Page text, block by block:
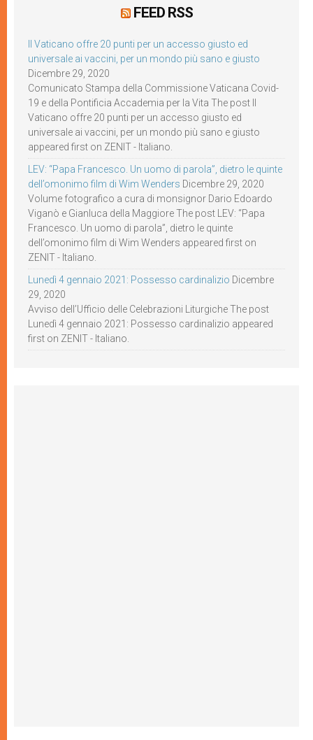
FEED RSS
Il Vaticano offre 20 punti per un accesso giusto ed
universale ai vaccini, per un mondo più sano e giusto
Dicembre 29, 2020
Comunicato Stampa della Commissione Vaticana Covid-
19 e della Pontificia Accademia per la Vita The post Il
Vaticano offre 20 punti per un accesso giusto ed
universale ai vaccini, per un mondo più sano e giusto
appeared first on ZENIT - Italiano.
LEV: “Papa Francesco. Un uomo di parola”, dietro le quinte
dell’omonimo film di Wim Wenders Dicembre 29, 2020
Volume fotografico a cura di monsignor Dario Edoardo
Viganò e Gianluca della Maggiore The post LEV: “Papa
Francesco. Un uomo di parola”, dietro le quinte
dell’omonimo film di Wim Wenders appeared first on
ZENIT - Italiano.
Lunedì 4 gennaio 2021: Possesso cardinalizio Dicembre
29, 2020
Avviso dell’Ufficio delle Celebrazioni Liturgiche The post
Lunedì 4 gennaio 2021: Possesso cardinalizio appeared
first on ZENIT - Italiano.